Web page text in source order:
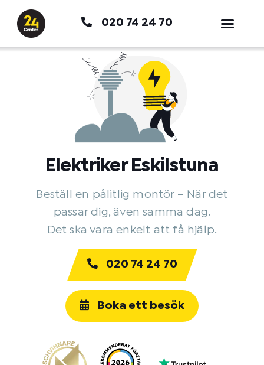
innehåll
020 74 24 70
Elektriker Eskilstuna
Beställ en pålitlig montör – När det
passar dig, även samma dag.
Det ska vara enkelt att få hjälp.
020 74 24 70
Boka ett besök